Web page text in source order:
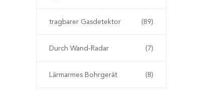
tragbarer Gasdetektor (89)
Durch Wand-Radar (7)
Lärmarmes Bohrgerät (8)